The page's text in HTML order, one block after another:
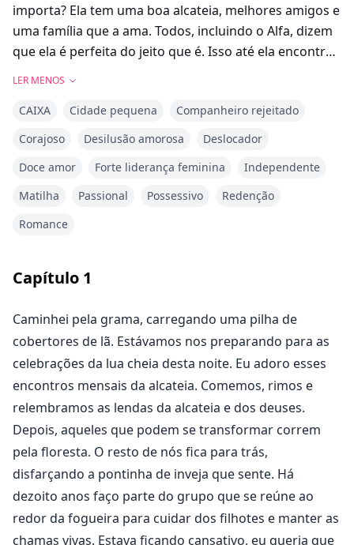
importa? Ela tem uma boa alcateia, melhores amigos e
uma família que a ama. Todos, incluindo o Alfa, dizem
que ela é perfeita do jeito que é. Isso até ela encontrar
lobisomens, nada de mais alcateias.
humanos. Ele fica encantado com a loba teimosa que
se recusa a reconhecer sua existência. Ela pode não
Amie não consegue resistir ao Alfa que entra em sua
ela se encontra mais feliz do que esteve em muito
tempo, como sua loba finalmente se manifesta. Finlay
não é seu companheiro, mas se torna seu melhor
amigo. Juntos com os outros lobos de alto escalão da
alcateia, eles trabalham para criar a melhor e mais
forte alcateia.
Quando chega a hora dos jogos da alcateia, o evento
que decide a classificação das alcateias para os
próximos dez anos, Amie precisa enfrentar sua antiga
alcateia. Quando ela vê o homem que a rejeitou pela
LER MENOS
CAIXA Cidade pequena
Companheiro rejeitado
Corajoso
Desilusão amorosa
Deslocador
Doce amor
Forte liderança feminina
Independente
Matilha
Passional Possessivo
Redenção
Romance
Capítulo 1
Caminhei pela grama, carregando uma pilha de
cobertores de lã. Estávamos nos preparando para as
celebrações da lua cheia desta noite. Eu adoro esses
encontros mensais da alcateia. Comemos, rimos e
relembramos as lendas da alcateia e dos deuses.
Depois, aqueles que podem se transformar correm
pela floresta. O resto de nós fica para trás,
disfarçando a pontinha de inveja que sente. Há
dezoito anos faço parte do grupo que se reúne ao
redor da fogueira para cuidar dos filhotes e manter as
chamas vivas. Estava ficando cansativo, eu queria que